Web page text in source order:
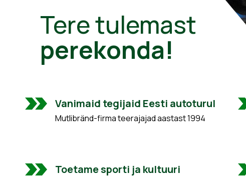
Tere tulemast
perekonda!
Vanimaid tegijaid Eesti autoturul
Mutlibränd-firma teerajajad aastast 1994
Toetame sporti ja kultuuri